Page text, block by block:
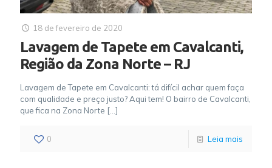
18 de fevereiro de 2020
Lavagem de Tapete em Cavalcanti,
Região da Zona Norte – RJ
Lavagem de Tapete em Cavalcanti: tá difícil achar quem faça
com qualidade e preço justo? Aqui tem! O bairro de Cavalcanti,
que fica na Zona Norte […]
0 Leia mais